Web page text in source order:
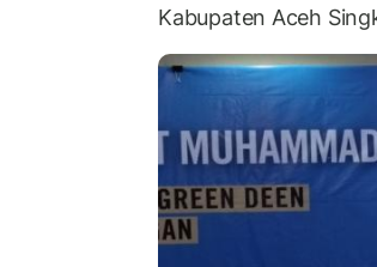
Kabupaten Aceh